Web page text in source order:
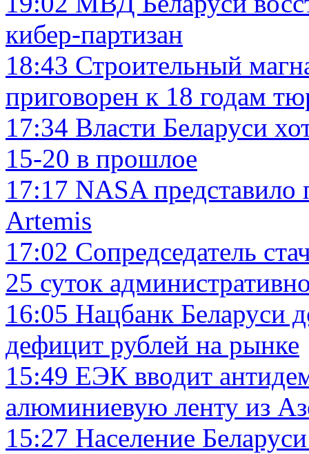
кибер-партизан
18:43 Строительный
приговорен к 18 годам
17:34 Власти Беларуси
15-20 в прошлое
17:17 NASA
Artemis
17:02 Сопредседатель
25 суток
16:05 Нацбанк Беларуси
дефицит рублей на рынке
15:49 ЕЭК вводит
алюминиевую ленту из
15:27 Население